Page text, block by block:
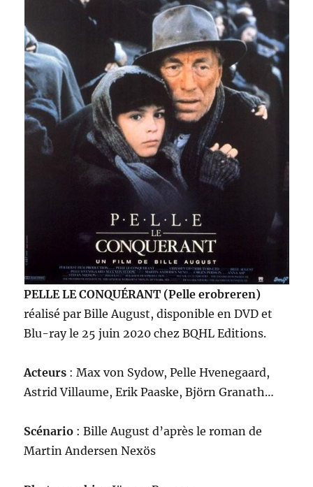
PELLE LE CONQUÉRANT (Pelle erobreren)
réalisé par Bille August, disponible en DVD et
Blu-ray le 25 juin 2020 chez BQHL Editions.
Acteurs : Max von Sydow, Pelle Hvenegaard,
Astrid Villaume, Erik Paaske, Björn Granath…
Scénario : Bille August d’après le roman de
Martin Andersen Nexös